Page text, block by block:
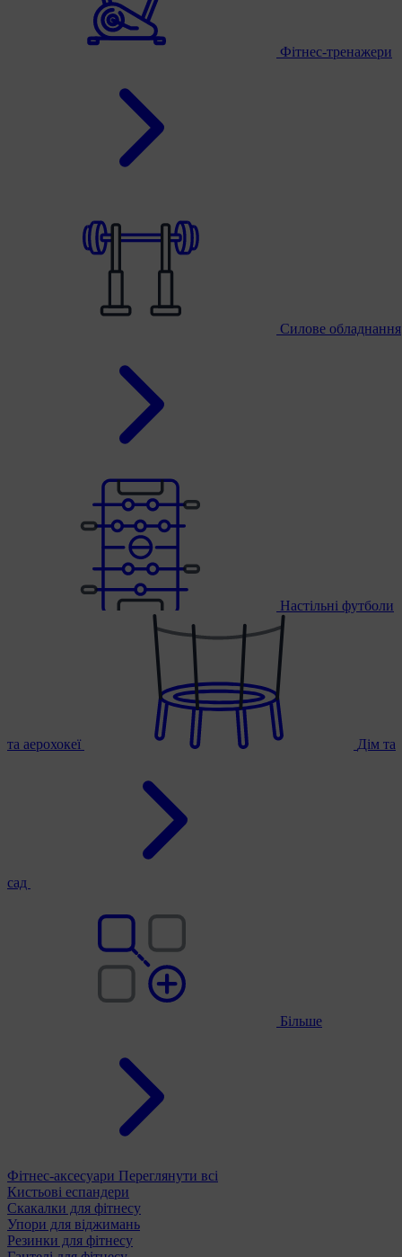
Фітнес-тренажери
Силове обладнання
Настільні футболи
та аерохокеї Дім та
сад
Більше
Фітнес-аксесуари Переглянути всі
Кистьові еспандери
Скакалки для фітнесу
Упори для віджимань
Резинки для фітнесу